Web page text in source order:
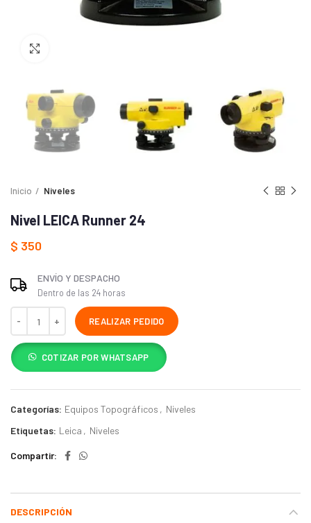
Inicio Niveles
Nivel LEICA Runner 24
$ 350
ENVÍO Y DESPACHO
Dentro de las 24 horas
REALIZAR PEDIDO
COTIZAR POR WHATSAPP
Categorías: Equipos Topográficos , Niveles
Etiquetas: Leica , Niveles
Compartir
DESCRIPCIÓN